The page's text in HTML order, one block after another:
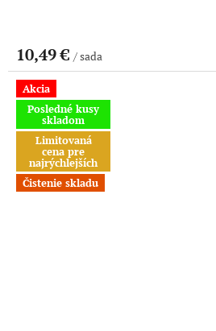
10,49 € / sada
Akcia
Posledné kusy
skladom
Limitovaná
cena pre
najrýchlejších
Čistenie skladu